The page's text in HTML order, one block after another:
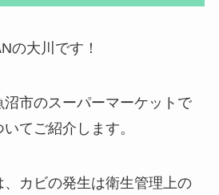
の大川です！
市のスーパーマーケットで
てご紹介します。
カビの発生は衛生管理上の